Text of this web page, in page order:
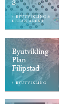
3
i BYUTVIKLING &
URBAN AGENT
Byutvikling
Plan
Filipstad
i BYUTVIKLING